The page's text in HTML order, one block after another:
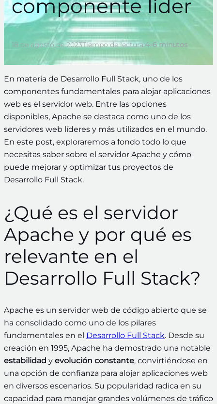
componente líder
18 de agosto de 2023Tiempo de lectura:4–6 minutos
En materia de Desarrollo Full Stack, uno de los
componentes fundamentales para alojar aplicaciones
web es el servidor web. Entre las opciones
disponibles, Apache se destaca como uno de los
servidores web líderes y más utilizados en el mundo.
En este post, exploraremos a fondo todo lo que
necesitas saber sobre el servidor Apache y cómo
puede mejorar y optimizar tus proyectos de
Desarrollo Full Stack.
¿Qué es el servidor
Apache y por qué es
relevante en el
Desarrollo Full Stack?
Apache es un servidor web de código abierto que se
ha consolidado como uno de los pilares
fundamentales en el Desarrollo Full Stack. Desde su
creación en 1995, Apache ha demostrado una notable
estabilidad y evolución constante, convirtiéndose en
una opción de confianza para alojar aplicaciones web
en diversos escenarios. Su popularidad radica en su
capacidad para manejar grandes volúmenes de tráfico